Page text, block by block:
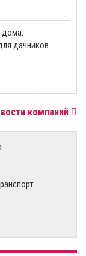
дома:
дачников
компаний